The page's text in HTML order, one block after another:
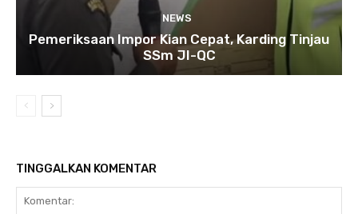
NEWS
Pemeriksaan Impor Kian Cepat, Karding Tinjau
SSm JI-QC
TINGGALKAN KOMENTAR